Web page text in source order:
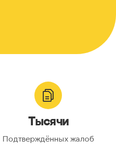
Тысячи
Подтверждённых жалоб